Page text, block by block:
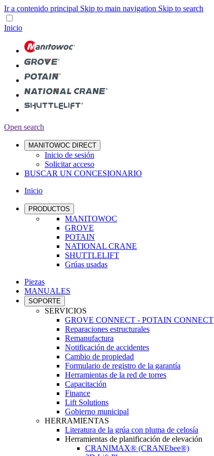
Ir a contenido principal Skip to main navigation Skip to search
Inicio
Open search
MANITOWOC DIRECT
Inicio de sesión
Solicitar acceso
BUSCAR UN CONCESIONARIO
Inicio
PRODUCTOS
MANITOWOC
GROVE
POTAIN
NATIONAL CRANE
SHUTTLELIFT
Grúas usadas
Piezas
MANUALES
SOPORTE
SERVICIOS
GROVE CONNECT - POTAIN CONNECT
Reparaciones estructurales
Remanufactura
Notificación de accidentes
Cambio de propiedad
Formulario de registro de la garantía
Herramientas de la red de torres
Capacitación
Finance
Lift Solutions
Gobierno municipal
HERRAMIENTAS
Literatura de la grúa con pluma de celosía
Herramientas de planificación de elevación
CRANIMAX® (CRANEbee®)